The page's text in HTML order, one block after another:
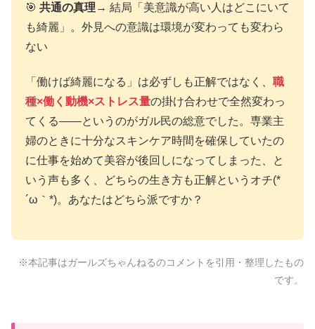
🎯 共通の真理 → 結局「美意識が高い人はどこにいて
も綺麗」。外見への意識は環境が変わっても変わら
ない
「働けば綺麗になる」は必ずしも正解ではなく、 職
種×働く動機×ストレス量の掛け合わせで全然変わっ
てくる——というのがガル民の総意でした。専業主
婦のときに十分なスキンケア時間を確保していたの
に仕事を始めて美容が後回しになってしまった、と
いう声も多く、どちらの生き方も正解というオチ(*
´ω｀*)。あなたはどちら派ですか？
※本記事はガールズちゃんねるのコメントを引用・整理したもの
です。